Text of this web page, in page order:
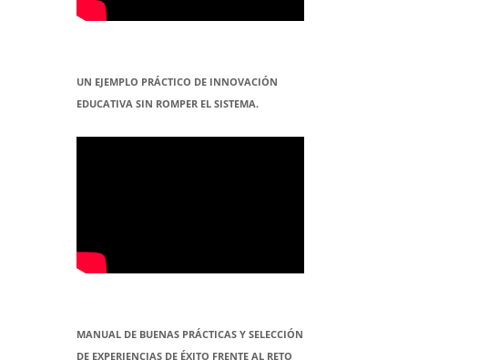
UN EJEMPLO PRÁCTICO DE INNOVACIÓN
EDUCATIVA SIN ROMPER EL SISTEMA.
MANUAL DE BUENAS PRÁCTICAS Y SELECCIÓN
DE EXPERIENCIAS DE ÉXITO FRENTE AL RETO